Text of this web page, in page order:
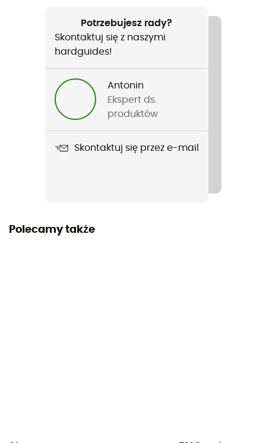
Turystyka piesza / Trail / Bieganie / Triatlon
Nazwa produktu
Recovery Evo
Récupération
Materiały
Potrzebujesz rady?
Skontaktuj się z naszymi
hardguides!
Antonin
Ekspert ds.
produktów
Skontaktuj się przez e-mail
Polecamy także